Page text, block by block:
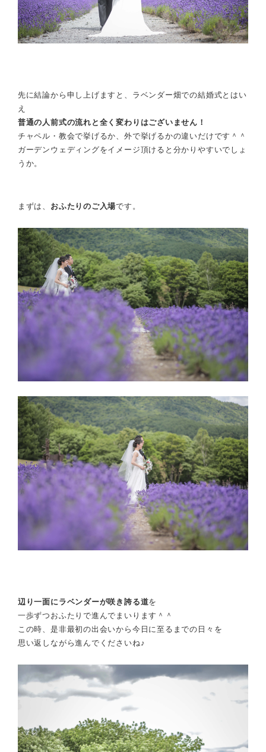
先に結論から申し上げますと、ラベンダー畑での結婚式とはい
え
普通の人前式の流れと全く変わりはございません！
チャペル・教会で挙げるか、外で挙げるかの違いだけです＾＾
ガーデンウェディングをイメージ頂けると分かりやすいでしょ
うか。
まずは、 おふたりのご入場です。
辺り一面にラベンダーが咲き誇る道を
一歩ずつおふたりで進んでまいります＾＾
この時、是非最初の出会いから今日に至るまでの日々を
思い返しながら進んでくださいね♪